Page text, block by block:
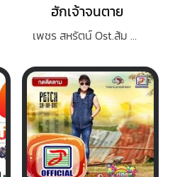
ฮักเจ้าจนตาย
เพชร สหรัตน์ Ost.ส้ม ภัค เสี้ยน